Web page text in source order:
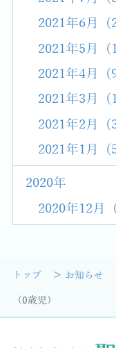
2021年6月
2021年5月
2021年4月
2021年3月
2021年2月
2021年1月
2020年
2020年12月
トップ お知らせ
（0歳児）